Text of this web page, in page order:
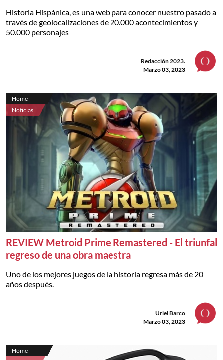
Historia Hispánica, es una web para conocer nuestro pasado a
través de geolocalizaciones de 20.000 acontecimientos y
50.000 personajes
Redacción 2023.
Marzo 03, 2023
Home
Noticias
REVIEW Metroid Prime Remastered - El triunfal
regreso de una obra maestra
Uno de los mejores juegos de la historia regresa más de 20
años después.
Uriel Barco
Marzo 03, 2023
Home